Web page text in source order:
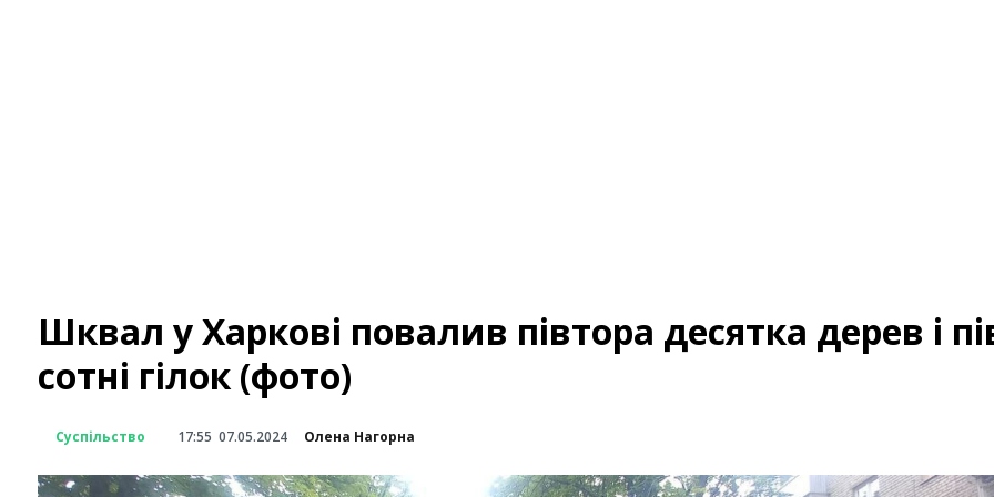
Шквал у Харкові повалив півтора десятка дерев і
сотні гілок (фото)
Суспільство 17:55 07.05.2024 Олена Нагорна